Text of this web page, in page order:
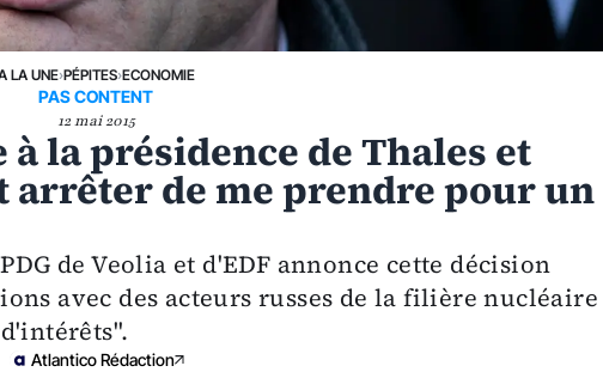
LA UNE›PÉPITES›ECONOMIE
PAS CONTENT
12 mai 2015
la présidence de Thales et
arrêter de me prendre pour un
de Veolia et d'EDF annonce cette décision
avec des acteurs russes de la filière nucléaire
Atlantico Rédaction